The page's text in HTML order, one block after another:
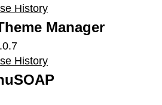
History
Manager
History